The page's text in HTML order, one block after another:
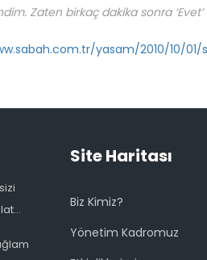
Zaten birkaç dakika sonra ‘Evet’
yasam/2010/10/
Site Haritası
Biz Kimiz?
Yönetim Kadromuz